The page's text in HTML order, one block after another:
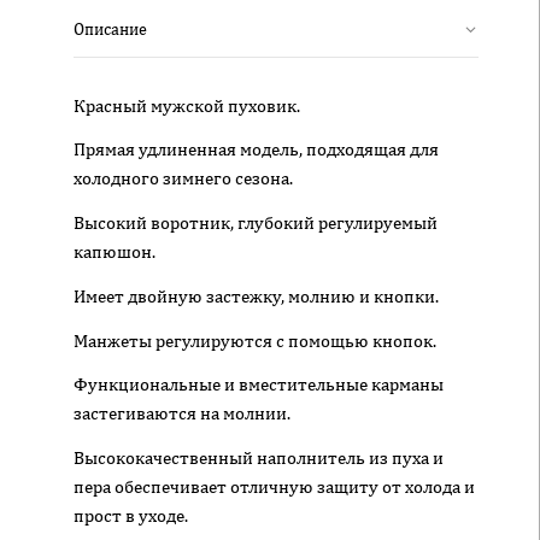
Описание
Красный мужской пуховик.
Прямая удлиненная модель, подходящая для
холодного зимнего сезона.
Высокий воротник, глубокий регулируемый
капюшон.
Имеет двойную застежку, молнию и кнопки.
Манжеты регулируются с помощью кнопок.
Функциональные и вместительные карманы
застегиваются на молнии.
Высококачественный наполнитель из пуха и
пера обеспечивает отличную защиту от холода и
прост в уходе.